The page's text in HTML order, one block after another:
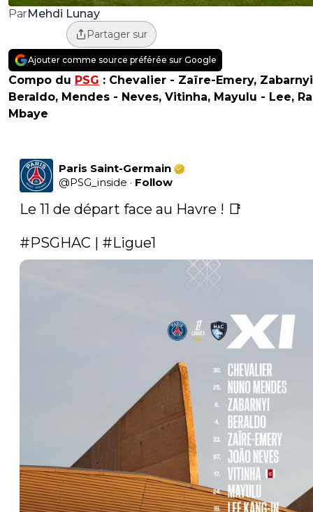
ParMehdi Lunay
Partager sur
Ajouter comme source préférée sur Google
Compo du PSG : Chevalier - Zaïre-Emery,
Beraldo, Mendes - Neves, Vitinha, Mayulu - Lee,
Mbaye
Paris Saint-Germain
@PSG_inside · Follow
Le 11 de départ face au Havre ! 📑
#PSGHAC | #Ligue1